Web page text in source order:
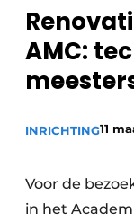
Jaarboek
Meest
Podcasts
Vacature
Ziekenhuizen
Privéklinieken
Laboratoria
AMC:
INRICHTING11
Voor de
in het